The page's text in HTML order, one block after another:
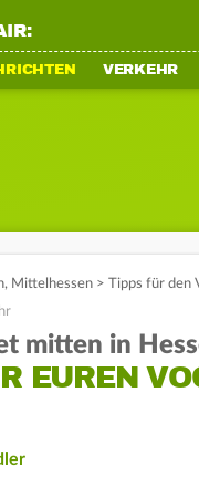
VERKEHR
, Mittelhessen > Tipps für den
mitten in
EUREN